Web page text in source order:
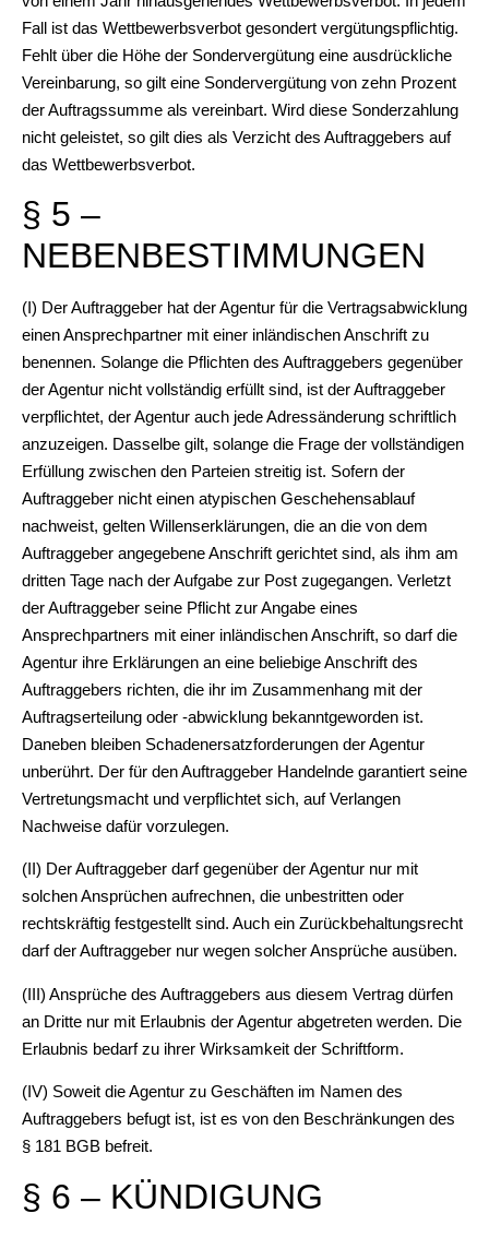
Fall ist das Wettbewerbsverbot gesondert vergütungspflichtig.
Fehlt über die Höhe der Sondervergütung eine ausdrückliche
Vereinbarung, so gilt eine Sondervergütung von zehn Prozent
der Auftragssumme als vereinbart. Wird diese Sonderzahlung
nicht geleistet, so gilt dies als Verzicht des Auftraggebers auf
das Wettbewerbsverbot.
§ 5 –
NEBENBESTIMMUNGEN
(I) Der Auftraggeber hat der Agentur für die Vertragsabwicklung
einen Ansprechpartner mit einer inländischen Anschrift zu
benennen. Solange die Pflichten des Auftraggebers gegenüber
der Agentur nicht vollständig erfüllt sind, ist der Auftraggeber
verpflichtet, der Agentur auch jede Adressänderung schriftlich
anzuzeigen. Dasselbe gilt, solange die Frage der vollständigen
Erfüllung zwischen den Parteien streitig ist. Sofern der
Auftraggeber nicht einen atypischen Geschehensablauf
nachweist, gelten Willenserklärungen, die an die von dem
Auftraggeber angegebene Anschrift gerichtet sind, als ihm am
dritten Tage nach der Aufgabe zur Post zugegangen. Verletzt
der Auftraggeber seine Pflicht zur Angabe eines
Ansprechpartners mit einer inländischen Anschrift, so darf die
Agentur ihre Erklärungen an eine beliebige Anschrift des
Auftraggebers richten, die ihr im Zusammenhang mit der
Auftragserteilung oder -abwicklung bekanntgeworden ist.
Daneben bleiben Schadenersatzforderungen der Agentur
unberührt. Der für den Auftraggeber Handelnde garantiert seine
Vertretungsmacht und verpflichtet sich, auf Verlangen
Nachweise dafür vorzulegen.
(II) Der Auftraggeber darf gegenüber der Agentur nur mit
solchen Ansprüchen aufrechnen, die unbestritten oder
rechtskräftig festgestellt sind. Auch ein Zurückbehaltungsrecht
darf der Auftraggeber nur wegen solcher Ansprüche ausüben.
(III) Ansprüche des Auftraggebers aus diesem Vertrag dürfen
an Dritte nur mit Erlaubnis der Agentur abgetreten werden. Die
Erlaubnis bedarf zu ihrer Wirksamkeit der Schriftform.
(IV) Soweit die Agentur zu Geschäften im Namen des
Auftraggebers befugt ist, ist es von den Beschränkungen des
§ 181 BGB befreit.
§ 6 – KÜNDIGUNG